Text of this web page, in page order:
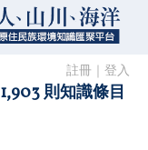
註冊 登入
1,903 則知識條目